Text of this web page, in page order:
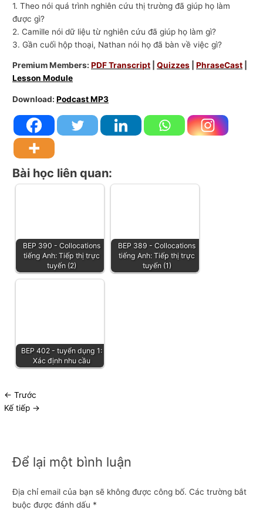
1. Theo nói quá trình nghiên cứu thị trường đã giúp họ làm
được gì?
2. Camille nói dữ liệu từ nghiên cứu đã giúp họ làm gì?
3. Gần cuối hộp thoại, Nathan nói họ đã bàn về việc gì?
Premium Members:PDF Transcript |Quizzes |PhraseCast
Lesson Module
Download:Podcast MP3
Bài học liên quan:
BEP 390 - Collocations
tiếng Anh: Tiếp thị trực
tuyến (2)
BEP 389 - Collocations
tiếng Anh: Tiếp thị trực
tuyến (1)
BEP 402 - tuyển dụng 1:
Xác định nhu cầu
← Trước
Kế tiếp →
Để lại một bình luận
Địa chỉ email của bạn sẽ không được công bố. Các trường bắt
buộc được đánh dấu *